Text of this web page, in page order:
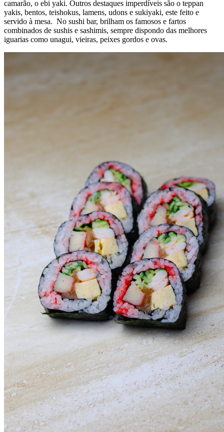
camarão, o ebi yaki. Outros destaques imperdíveis são o teppan
yakis, bentos, teishokus, lamens, udons e sukiyaki, este feito e
servido à mesa. No sushi bar, brilham os famosos e fartos
combinados de sushis e sashimis, sempre dispondo das melhores
iguarias como unagui, vieiras, peixes gordos e ovas.